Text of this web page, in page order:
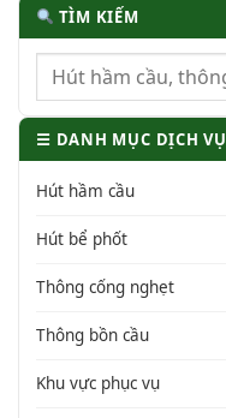
TÌM KIẾM
☰ DANH MỤC DỊCH VỤ
Hút hầm cầu
Hút bể phốt
Thông cống nghẹt
Thông bồn cầu
Khu vực phục vụ